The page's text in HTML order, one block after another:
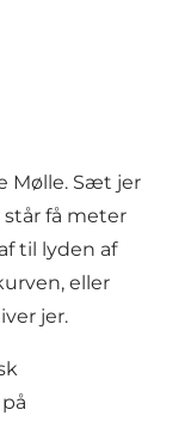
Mølle. Sæt jer
få meter
til lyden af
eller
jer.